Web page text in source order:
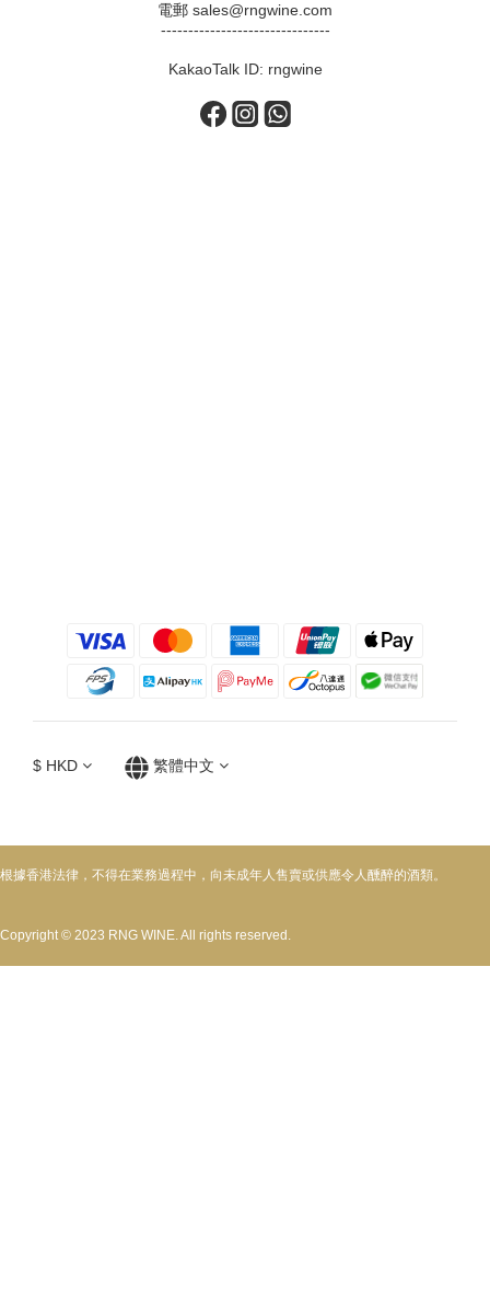
電郵 sales@rngwine.com
-------------------------------
KakaoTalk ID: rngwine
$ HKD 繁體中文
根據香港法律，不得在業務過程中，向未成年人售賣或供應令人醺醉的酒類。
Copyright © 2023 RNG WINE. All rights reserved.